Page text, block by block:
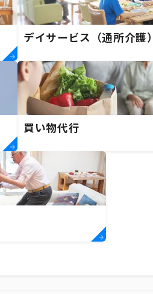
デイサービス（通所介護）
買い物代行